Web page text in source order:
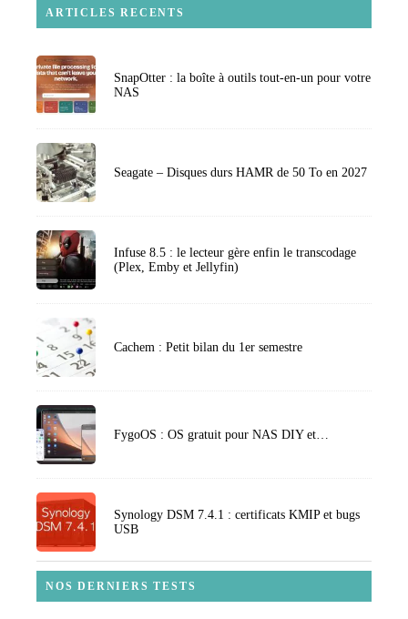
ARTICLES RECENTS
SnapOtter : la boîte à outils tout-en-un pour votre
NAS
Seagate – Disques durs HAMR de 50 To en 2027
Infuse 8.5 : le lecteur gère enfin le transcodage
(Plex, Emby et Jellyfin)
Cachem : Petit bilan du 1er semestre
FygoOS : OS gratuit pour NAS DIY et…
Synology DSM 7.4.1 : certificats KMIP et bugs
USB
NOS DERNIERS TESTS